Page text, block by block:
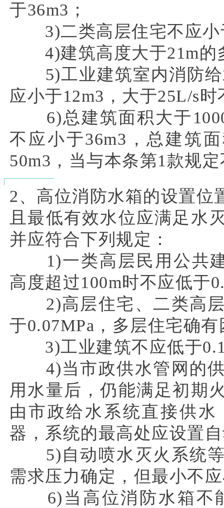
于36m3；
3)二类高层住宅不应小
4)建筑高度大于21m的
5)工业建筑室内消防给
应小于12m3，大于25L/s
6)总建筑面积大于
不应小于36m3，总建筑
50m3，当与本条第1款规
2、高位消防水箱的设置位
且最低有效水位应满足水
并应符合下列规定：
1)一类高层民用公共建
高度超过100m时不应低于
2)高层住宅、二类高层
于0.07MPa，多层住宅确
3)工业建筑不应低于
4)当市政供水管网的供
用水量后，仍能满足初期
由市政给水系统直接供
器，系统的最高处应设置
5)自动喷水灭火系统等
需求压力确定，但最小不
6)当高位消防水箱不